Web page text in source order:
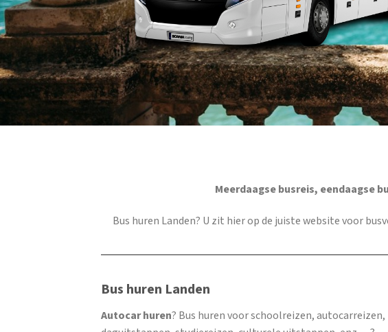
Meerdaagse busreis, eendaagse
Bus huren Landen? U zit hier op de juiste website voor
Bus huren Landen
Autocar huren? Bus huren voor schoolreizen, autocarreizen,